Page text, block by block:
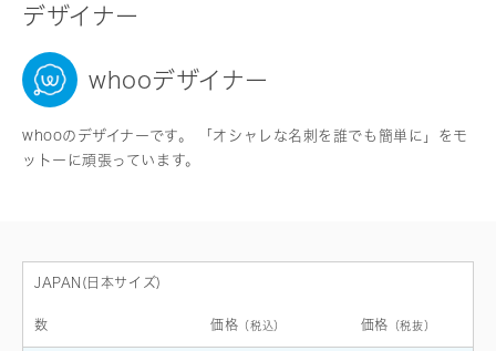
デザイナー
whooデザイナー
whooのデザイナーです。 「オシャレな名刺を誰でも簡単に」をモ
ットーに頑張っています。
JAPAN(日本サイズ)
数 価格 （税込） 価格 （税抜）